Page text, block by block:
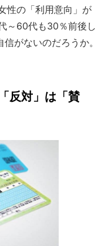
性の「利用意向」が
～60代も30％前後し
がないのだろうか。
反対」は「賛